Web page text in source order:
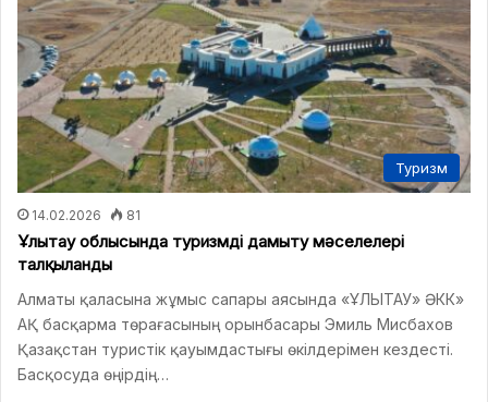
Туризм
14.02.2026 81
Ұлытау облысында туризмді дамыту мәселелері
талқыланды
Алматы қаласына жұмыс сапары аясында «ҰЛЫТАУ» ӘКК»
АҚ басқарма төрағасының орынбасары Эмиль Мисбахов
Қазақстан туристік қауымдастығы өкілдерімен кездесті.
Басқосуда өңірдің…